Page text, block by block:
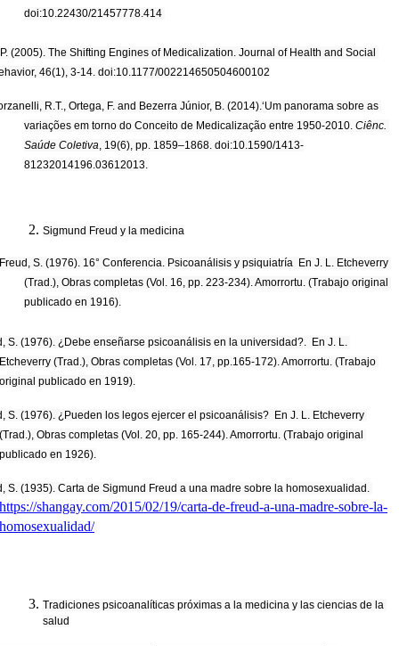
doi:10.22430/21457778.414
(2005). The Shifting Engines of Medicalization. Journal of Health and Social
46(1), 3-14. doi:10.1177/002214650504600102
R.T., Ortega, F. and Bezerra Júnior, B. (2014).‘Um panorama sobre as
variações em torno do Conceito de Medicalização entre 1950-2010. Ciênc.
Saúde Coletiva, 19(6), pp. 1859–1868. doi:10.1590/1413-
81232014196.03612013.
Sigmund Freud y la medicina
Freud, S. (1976). 16° Conferencia. Psicoanálisis y psiquiatría  En J. L. Etcheverry
(Trad.), Obras completas (Vol. 16, pp. 223-234). Amorrortu. (Trabajo original
publicado en 1916).
S. (1976). ¿Debe enseñarse psicoanálisis en la universidad?.  En J. L.
Etcheverry (Trad.), Obras completas (Vol. 17, pp.165-172). Amorrortu. (Trabajo
original publicado en 1919).
S. (1976). ¿Pueden los legos ejercer el psicoanálisis?  En J. L. Etcheverry
(Trad.), Obras completas (Vol. 20, pp. 165-244). Amorrortu. (Trabajo original
publicado en 1926).
https://shangay.com/2015/02/19/carta-de-freud-a-una-madre-sobre-la-
homosexualidad/
Tradiciones psicoanalíticas próximas a la medicina y las ciencias de la
salud